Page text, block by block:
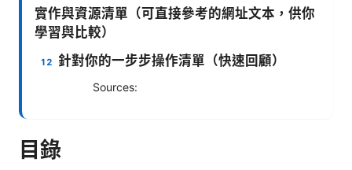
實作與資源清單（可直接參考的網址文本，供你
學習與比較）
針對你的一步步操作清單（快速回顧）
Sources:
目錄